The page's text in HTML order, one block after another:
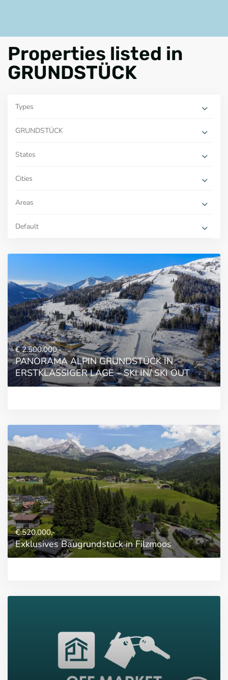
Properties listed in
GRUNDSTÜCK
Types
GRUNDSTÜCK
States
Cities
Areas
Default
€ 2.500.000,-
PANORAMA ALPIN GRUNDSTÜCK IN
ERSTKLASSIGER LAGE – SKI IN/ SKI OUT
€ 520.000,-
Exklusives Baugrundstück in Filzmoos